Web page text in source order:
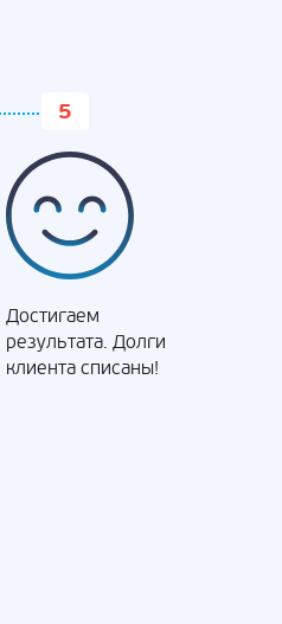
Достигаем
результата. Долги
клиента списаны!